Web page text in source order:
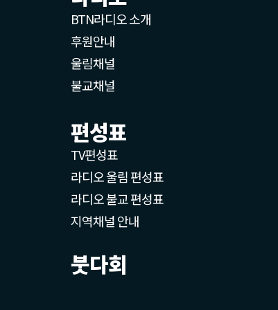
BTN라디오 소개
후원안내
울림채널
불교채널
편성표
TV편성표
라디오 울림 편성표
라디오 불교 편성표
지역채널 안내
붓다회